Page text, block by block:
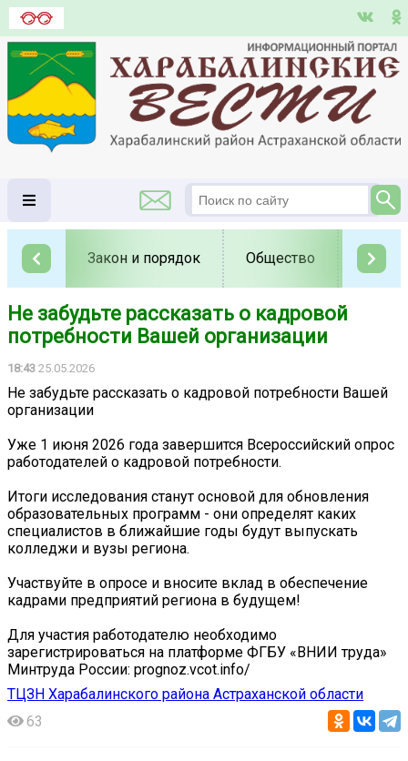
Закон и порядок Общество
Не забудьте рассказать о кадровой
потребности Вашей организации
18:43 25.05.2026
Не забудьте рассказать о кадровой потребности Вашей
организации
Уже 1 июня 2026 года завершится Всероссийский опрос
работодателей о кадровой потребности.
Итоги исследования станут основой для обновления
образовательных программ - они определят каких
специалистов в ближайшие годы будут выпускать
колледжи и вузы региона.
Участвуйте в опросе и вносите вклад в обеспечение
кадрами предприятий региона в будущем!
Для участия работодателю необходимо
зарегистрироваться на платформе ФГБУ «ВНИИ труда»
Минтруда России: prognoz.vcot.info/
ТЦЗН Харабалинского района Астраханской области
63